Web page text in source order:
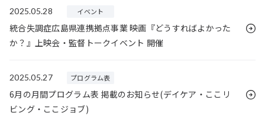
2025.05.28 イベント
統合失調症広島県連携拠点事業 映画『どうすればよかった
か？』上映会・監督トークイベント 開催
2025.05.27 プログラム表
6月の月間プログラム表 掲載のお知らせ(デイケア・ここリ
ビング・ここジョブ)